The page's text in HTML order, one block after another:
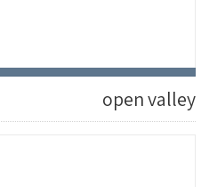
open valley